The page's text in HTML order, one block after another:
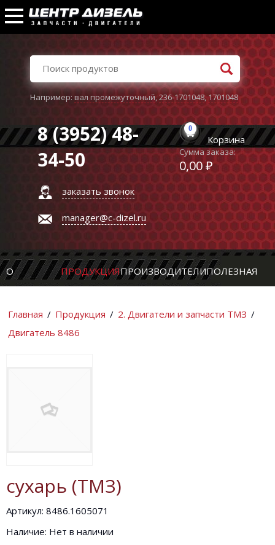
Например:вал промежуточный,236-1701048,1701048
8 (3952) 48-
34-50
заказать звонок
manager@c-dizel.ru
0
Корзина
Сумма заказа:
0,00 ₽
О ПРОДУКЦИЯПРОИЗВОДИТЕЛИПОЛЕЗНАЯ
Главная / Продукция / 2. Двигатели и запчасти ТМЗ /
Двигатель 8486
сухарь (ТМЗ)
Артикул: 8486.1605071
Наличие: Нет в наличии